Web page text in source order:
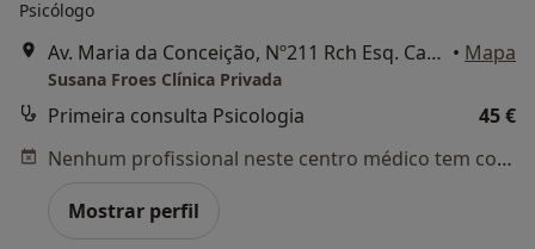
Psicólogo
Av. Maria da Conceição, Nº211 Rch Esq. Carcavelos, Carcavelos • Mapa
Susana Froes Clínica Privada
Primeira consulta Psicologia
45 €
Nenhum profissional neste centro médico tem consultas disponíveis
Mostrar perfil